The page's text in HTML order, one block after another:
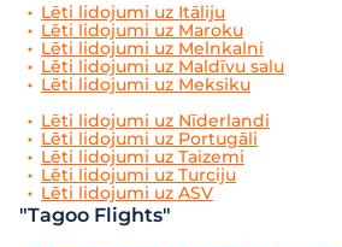
Lēti lidojumi uz Itāliju
Lēti lidojumi uz Maroku
Lēti lidojumi uz Melnkalni
Lēti lidojumi uz Maldīvu salu
Lēti lidojumi uz Meksiku
Lēti lidojumi uz Nīderlandi
Lēti lidojumi uz Portugāli
Lēti lidojumi uz Taizemi
Lēti lidojumi uz Turciju
Lēti lidojumi uz ASV
"Tagoo Flights"